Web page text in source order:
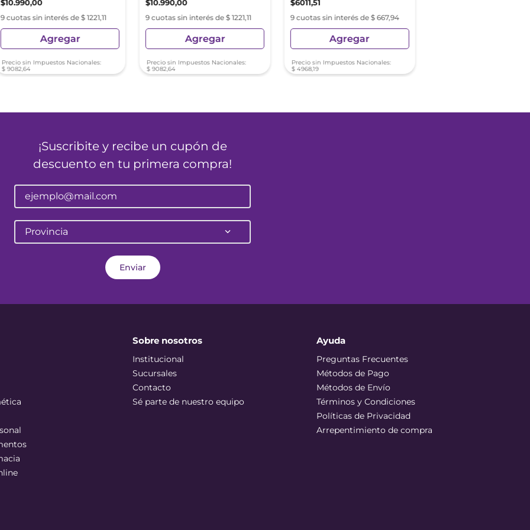
$10.990,00
9 cuotas sin interés de $ 1221,11
Agregar
Precio sin Impuestos Nacionales:
$ 9082,64
$10.990,00
9 cuotas sin interés de $ 1221,11
Agregar
Precio sin Impuestos Nacionales:
$ 9082,64
$6011,51
9 cuotas sin interés de $ 667,94
Agregar
Precio sin Impuestos Nacionales:
$ 4968,19
¡Suscribite y recibe un cupón de
descuento en tu primera compra!
Provincia
Enviar
Sobre nosotros
Institucional
Sucursales
Contacto
Sé parte de nuestro equipo
Ayuda
Preguntas Frecuentes
Métodos de Pago
Métodos de Envío
Términos y Condiciones
Políticas de Privacidad
Arrepentimiento de compra